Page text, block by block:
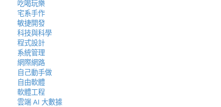
吃喝玩樂
宅系手作
敏捷開發
科技與科學
程式設計
系統管理
網際網路
自己動手做
自由軟體
軟體工程
雲端 AI 大數據